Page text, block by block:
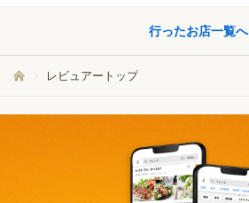
行ったお店一覧へ
レビュアートップ